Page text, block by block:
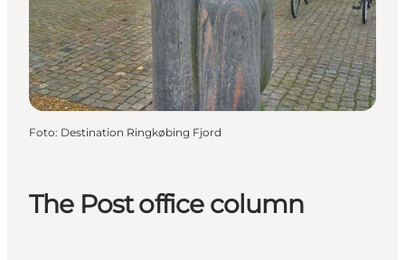
Planera resan
The Post office column
Foto: Destination Ringkøbing Fjord